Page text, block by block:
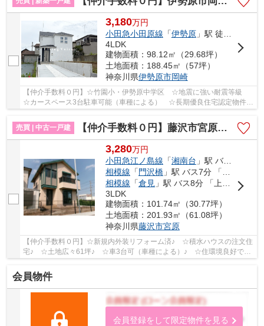
3,180万円
小田急小田原線 「伊勢原」駅 徒歩21分
4LDK
建物面積：98.12㎡（29.68坪）
土地面積：188.45㎡（57坪）
神奈川県伊勢原市岡崎
【仲介手数料０円】☆竹園小・伊勢原中学区 ☆地震に強い耐震等級
☆カースペース3台駐車可能（車種による） ☆長期優良住宅認定物件
☆SIC・床下収納など収納スペース豊富 ☆コンビニ...
売買 | 中古一戸建
【仲介手数料０円】藤沢市宮原 中古戸建
3,280万円
小田急江ノ島線 「湘南台 」駅 バス21分 「宮原中央」 停歩3分
相模線 「門沢橋」駅 バス7分 「上大村」 停歩17分
相模線 「倉見 」駅 バス8分 「上大村」 停歩17分
3LDK
建物面積：101.74㎡（30.77坪）
土地面積：201.93㎡（61.08坪）
神奈川県藤沢市宮原
【仲介手数料０円】☆新規内外装リフォーム済♪ ☆積水ハウスの注文住
宅♪ ☆土地広々61坪♪ ☆車3台可（車種による）♪ ☆住環境良好です
♪ 【藤沢市の中古戸建の事ならリビングボイスにお...
会員物件
会員登録をして限定物件を見る